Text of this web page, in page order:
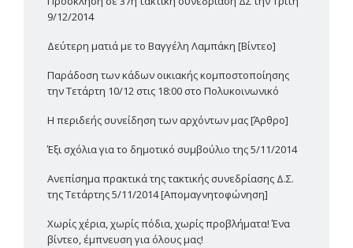
9/12/2014
Δεύτερη ματιά με το Βαγγέλη Λαμπάκη [Βίντεο]
Παράδοση των κάδων οικιακής κομποστοποίησης
την Τετάρτη 10/12 στις 18:00 στο Πολυκοινωνικό
H περιδεής συνείδηση των αρχόντων μας [Άρθρο]
Έξι σχόλια για το δημοτικό συμβούλιο της 5/11/2014
Ανεπίσημα πρακτικά της τακτικής συνεδρίασης Δ.Σ.
της Τετάρτης 5/11/2014 [Απομαγνητοφώνηση]
Χωρίς χέρια, χωρίς πόδια, χωρίς προβλήματα! Ένα
βίντεο, έμπνευση για όλους μας!